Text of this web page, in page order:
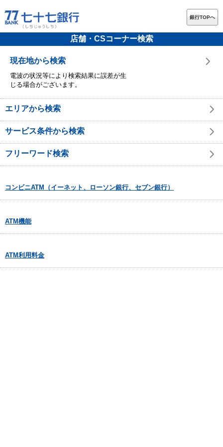
銀行TOPへ
店舗・CSコーナー検索
現在地から検索
電波の状況等により検索結果に誤差が生
じる場合がございます。
エリアから検索
サービス条件から検索
フリーワード検索
コンビニATM（イーネット、ローソン銀行、セブン銀行）
ATM機能
ATM利用料金